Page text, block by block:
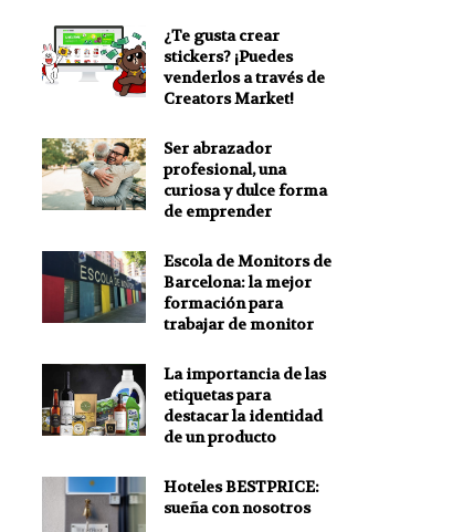
¿Te gusta crear
stickers? ¡Puedes
venderlos a través de
Creators Market!
Ser abrazador
profesional, una
curiosa y dulce forma
de emprender
Escola de Monitors de
Barcelona: la mejor
formación para
trabajar de monitor
La importancia de las
etiquetas para
destacar la identidad
de un producto
Hoteles BESTPRICE:
sueña con nosotros